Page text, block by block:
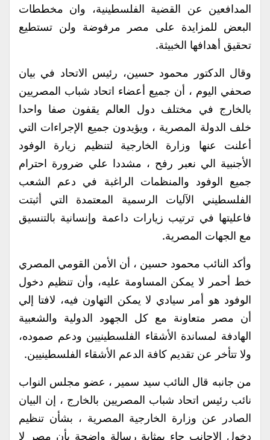
المدافعين عن القضية الفلسطينية، وان مخططات
البعض للمزايدة على مصر مرفوضة ولن تستطيع
تحقيق أهدافها الخبيثة.
وقال الدكتور محمود حسين، رئيس الاتحاد في بيان
صحفي اليوم ، أن جميع أعضاء اتحاد شباب المصريين
بالخارج في مختلف دول العالم يقفون صفا واحدا
خلف الدولة المصرية ، ويؤيدون جميع الإجراءات التي
أعلنت عنها وزارة الخارجية لتنظيم زيارة الوفود
الأجنبية الي نعبر رفح ، مشددا علي ضرورة احترام
جميع الوفود والمنظمات الراغبة في دعم الشعب
الفلسطيني الآليات الرسمية المعتمدة التي أثبتت
فاعليتها في ترتيب زيارات داعمة وإنسانية بالتنسيق
مع الجهات المصرية.
وأكد النائب محمود حسين ، أن الأمن القومي المصري
خط أحمر لا يمكن المساومة عليه، وأن تنظيم دخول
الوفود هو أمر سيادي لا يمكن التهاون فيه، لافتا إلي
أن مصر متعاونة مع كل الجهود الدولية والشعبية
الهادفة لمساندة الأشقاء الفلسطينيين ودعم صموده،
ولا تتأخر عن تقديم كافة الدعم الأشقاء الفلسطينيين.
من جانبه قال النائب سيد سمير ، عضو مجلس النواب
نائب رئيس اتحاد شباب المصريين بالخارج ، إن البيان
الصادر عن وزارة الخارجية المصرية ، بشأن تنظيم
دخول الاجانب جاء بمثابة رسالة واضحة بأن مصر لا